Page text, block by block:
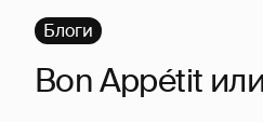
Блоги
Bon Appétit